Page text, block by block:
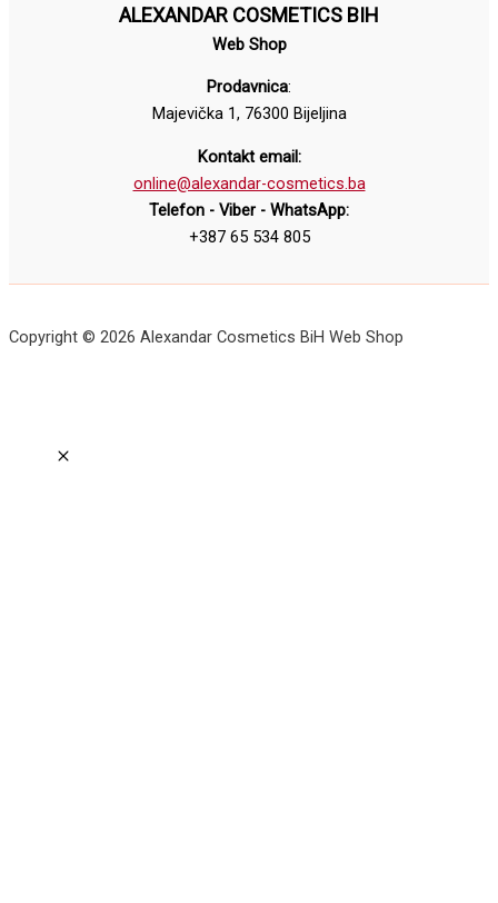
ALEXANDAR COSMETICS BIH
Web Shop
Prodavnica:
Majevička 1, 76300 Bijeljina
Kontakt email:
online@alexandar-cosmetics.ba
Telefon - Viber - WhatsApp:
+387 65 534 805
Copyright © 2026 Alexandar Cosmetics BiH Web Shop